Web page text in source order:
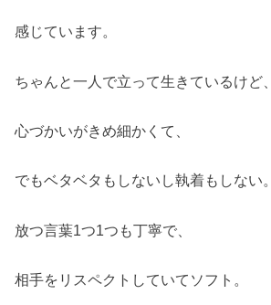
感じています。
ちゃんと一人で立って生きているけど、
心づかいがきめ細かくて、
でもベタベタもしないし執着もしない。
放つ言葉1つ1つも丁寧で、
相手をリスペクトしていてソフト。